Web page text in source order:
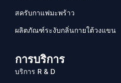
สครับกาแฟมะพร้าว
ผลิตภัณฑ์ระงับกลิ่นกายใต้วงแขน
การบริการ
บริการ R & D